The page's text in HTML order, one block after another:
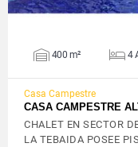
400 m² 4
Casa Campestre
CASA CAMPESTRE
CHALET EN SECTOR
LA TEBAIDA POSEE